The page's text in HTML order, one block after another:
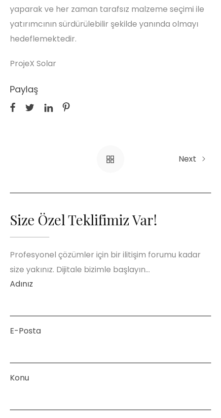
yaparak ve her zaman tarafsız malzeme seçimi ile
yatırımcının sürdürülebilir şekilde yanında olmayı
hedeflemektedir.
ProjeX Solar
Paylaş
Next
Size Özel Teklifimiz Var!
Profesyonel çözümler için bir ilitişim forumu kadar
size yakınız. Dijitale bizimle başlayın…
Adınız
E-Posta
Konu